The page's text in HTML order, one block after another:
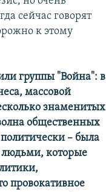
сейчас говорят
к этому
группы "Война": в
массовой
знаменитых
общественных
– была
людьми, которые
провокативное